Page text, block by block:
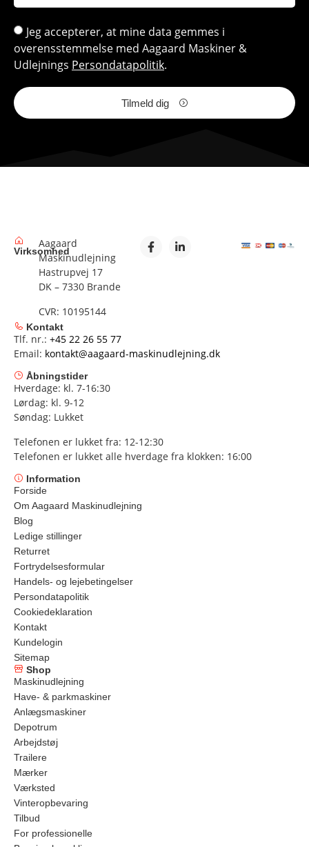
Jeg accepterer, at mine data gemmes i
overensstemmelse med Aagaard Maskiner &
Udlejnings Persondatapolitik.
Tilmeld dig
Virksomhed
Aagaard
Maskinudlejning
Hastrupvej 17
DK – 7330 Brande
CVR: 10195144
Kontakt
Tlf. nr.: +45 22 26 55 77
Email: kontakt@aagaard-maskinudlejning.dk
Åbningstider
Hverdage: kl. 7-16:30
Lørdag: kl. 9-12
Søndag: Lukket
Telefonen er lukket fra: 12-12:30
Telefonen er lukket alle hverdage fra klokken: 16:00
Information
Forside
Om Aagaard Maskinudlejning
Blog
Ledige stillinger
Returret
Fortrydelsesformular
Handels- og lejebetingelser
Persondatapolitik
Cookiedeklaration
Kontakt
Kundelogin
Sitemap
Shop
Maskinudlejning
Have- & parkmaskiner
Anlægsmaskiner
Depotrum
Arbejdstøj
Trailere
Mærker
Værksted
Vinteropbevaring
Tilbud
For professionelle